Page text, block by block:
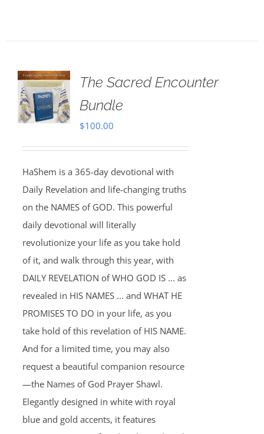
The Sacred Encounter
Bundle
$100.00
HaShem is a 365-day devotional with
Daily Revelation and life-changing truths
on the NAMES of GOD. This powerful
daily devotional will literally
revolutionize your life as you take hold
of it, and walk through this year, with
DAILY REVELATION of WHO GOD IS ... as
revealed in HIS NAMES ... and WHAT HE
PROMISES TO DO in your life, as you
take hold of this revelation of HIS NAME.
And for a limited time, you may also
request a beautiful companion resource
—the Names of God Prayer Shawl.
Elegantly designed in white with royal
blue and gold accents, it features